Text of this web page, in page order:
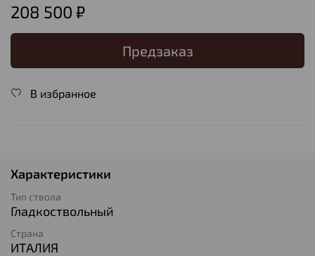
208 500 ₽
Предзаказ
В избранное
Характеристики
Тип ствола
Гладкоствольный
Страна
ИТАЛИЯ